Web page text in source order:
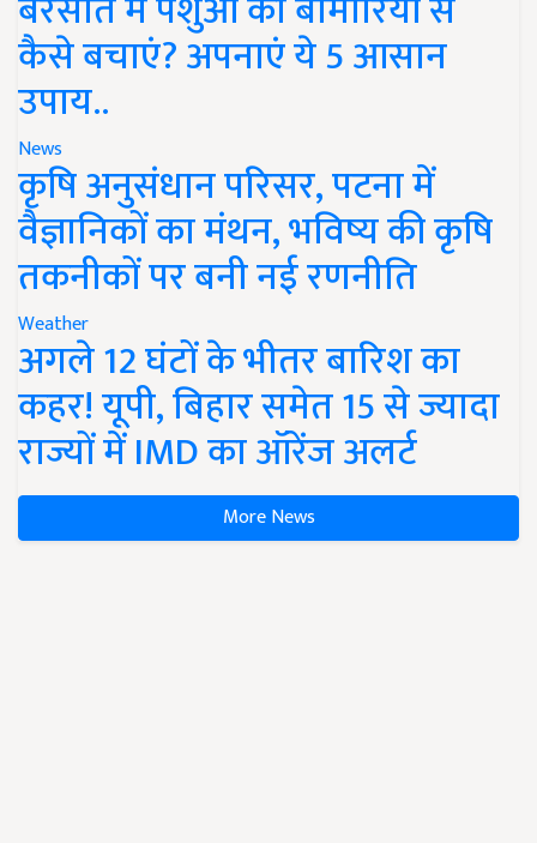
कैसे बचाएं? अपनाएं ये 5 आसान
उपाय..
News
कृषि अनुसंधान परिसर, पटना में
वैज्ञानिकों का मंथन, भविष्य की कृषि
तकनीकों पर बनी नई रणनीति
Weather
अगले 12 घंटों के भीतर बारिश का
कहर! यूपी, बिहार समेत 15 से ज्यादा
राज्यों में IMD का ऑरेंज अलर्ट
More News